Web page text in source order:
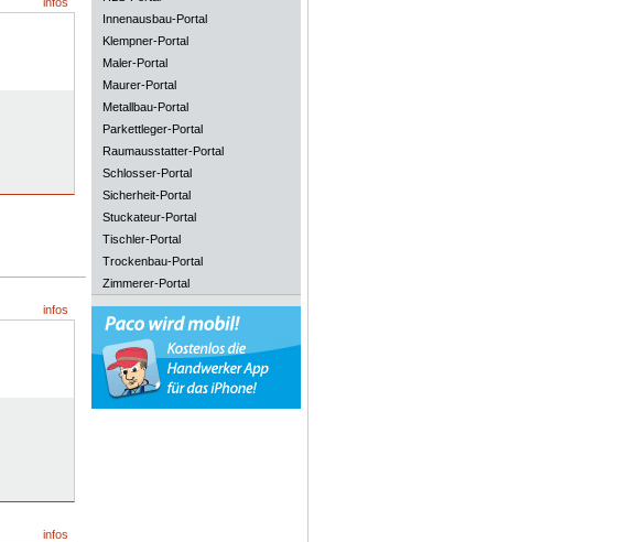
infos
infos
Innenausbau-Portal
Klempner-Portal
Maler-Portal
Maurer-Portal
Metallbau-Portal
Parkettleger-Portal
Raumausstatter-Portal
Schlosser-Portal
Sicherheit-Portal
Stuckateur-Portal
Tischler-Portal
Trockenbau-Portal
Zimmerer-Portal